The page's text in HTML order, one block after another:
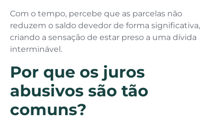
Com o tempo, percebe que as parcelas não
reduzem o saldo devedor de forma significativa,
criando a sensação de estar preso a uma dívida
interminável.
Por que os juros
abusivos são tão
comuns?